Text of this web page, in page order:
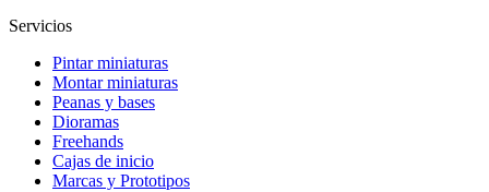
Servicios
Pintar miniaturas
Montar miniaturas
Peanas y bases
Dioramas
Freehands
Cajas de inicio
Marcas y Prototipos